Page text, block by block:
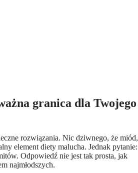
granica dla Twojego
rozwiązania. Nic dziwnego, że miód,
element diety malucha. Jednak pytanie:
Odpowiedź nie jest tak prosta, jak
najmłodszych.